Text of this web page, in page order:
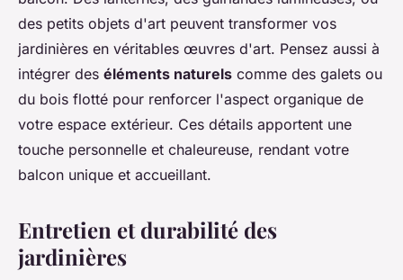
des petits objets d'art peuvent transformer vos
jardinières en véritables œuvres d'art. Pensez aussi à
intégrer des éléments naturels comme des galets ou
du bois flotté pour renforcer l'aspect organique de
votre espace extérieur. Ces détails apportent une
touche personnelle et chaleureuse, rendant votre
balcon unique et accueillant.
Entretien et durabilité des
jardinières